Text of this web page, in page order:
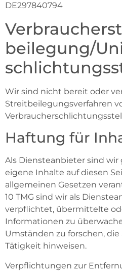
DE297840794
beilegung/
Wir sind nicht bereit oder
Streitbeilegungsverfahren
Haftung für
Als Diensteanbieter sind wir
eigene Inhalte auf diesen
allgemeinen Gesetzen
10 TMG sind wir als
verpflichtet, übermittelte
Informationen zu
Umständen zu forschen,
Tätigkeit hinweisen.
Verpflichtungen zur